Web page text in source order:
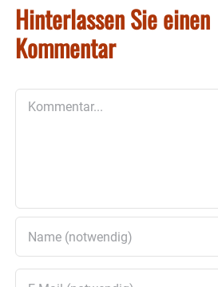
Hinterlassen Sie einen
Kommentar